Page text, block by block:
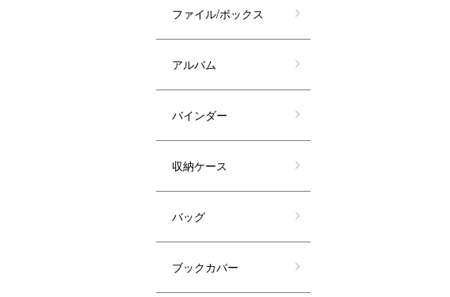
ファイル/ボックス
アルバム
バインダー
収納ケース
バッグ
ブックカバー